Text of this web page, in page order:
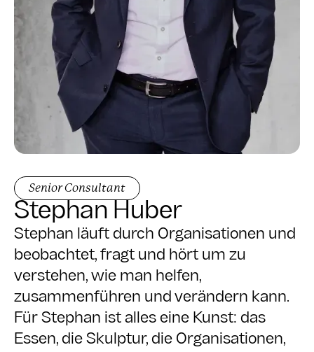
Senior Consultant
Stephan Huber
Stephan läuft durch Organisationen und
beobachtet, fragt und hört um zu
verstehen, wie man helfen,
zusammenführen und verändern kann.
Für Stephan ist alles eine Kunst: das
Essen, die Skulptur, die Organisationen,